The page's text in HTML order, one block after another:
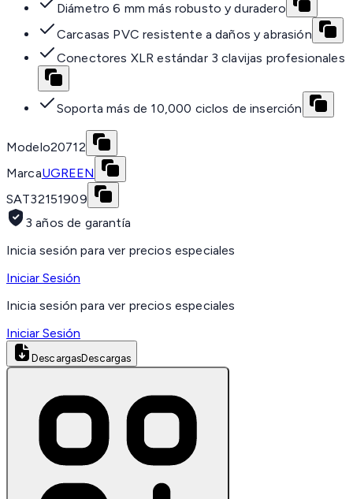
Diámetro 6 mm más robusto y duradero
Carcasas PVC resistente a daños y abrasión
Conectores XLR estándar 3 clavijas profesionales
Soporta más de 10,000 ciclos de inserción
Modelo20712
MarcaUGREEN
SAT32151909
3 años de garantía
Inicia sesión para ver precios especiales
Iniciar Sesión
Inicia sesión para ver precios especiales
Iniciar Sesión
DescargasDescargas